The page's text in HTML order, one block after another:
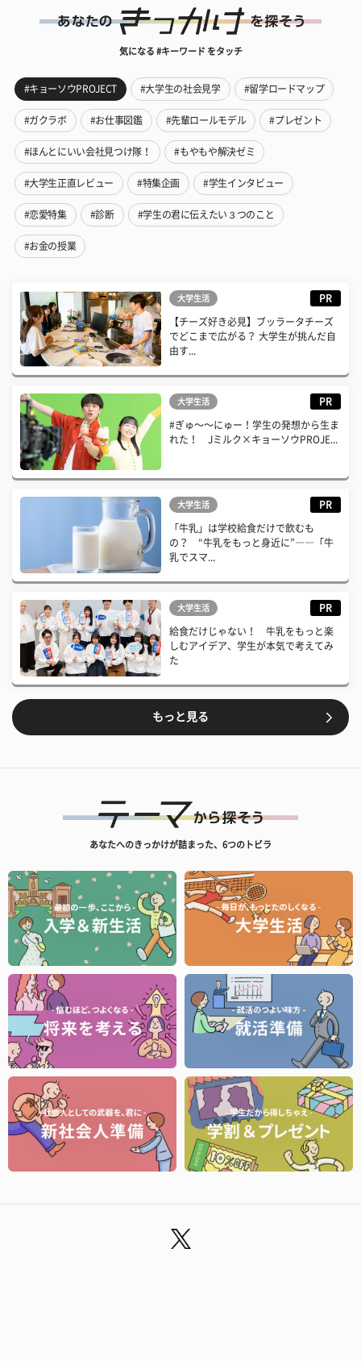
気になる #キーワード をタッチ
#キョーソウPROJECT #大学生の社会見学 #留学ロードマップ
#ガクラボ #お仕事図鑑 #先輩ロールモデル #プレゼント
#ほんとにいい会社見つけ隊！ #もやもや解決ゼミ
#大学生正直レビュー #特集企画 #学生インタビュー
#恋愛特集 #診断 #学生の君に伝えたい３つのこと
#お金の授業
大学生活 PR
【チーズ好き必見】ブッラータチーズ
でどこまで広がる？ 大学生が挑んだ自
由す...
大学生活 PR
#ぎゅ〜〜にゅー！学生の発想から生ま
れた！ Jミルク×キョーソウPROJE...
大学生活 PR
「牛乳」は学校給食だけで飲むも
の？ “牛乳をもっと身近に”――「牛
乳でスマ...
大学生活 PR
給食だけじゃない！ 牛乳をもっと楽
しむアイデア、学生が本気で考えてみ
た
もっと見る
あなたへのきっかけが詰まった、6つのトビラ